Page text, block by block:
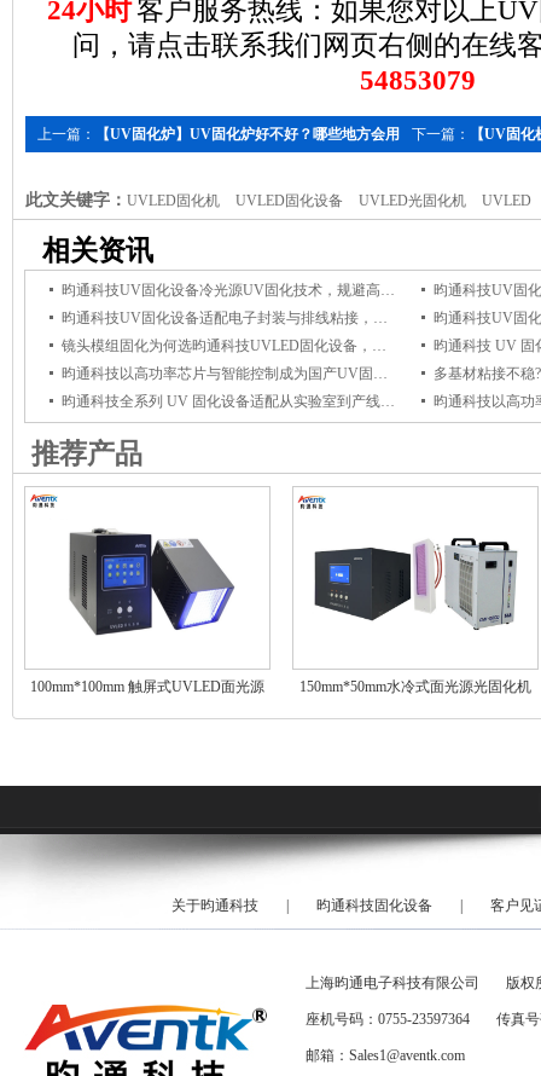
24小时客户服务热线：如果您对以上
问，请点击联系我们网页右侧的在线
54853079
下一篇： 【UV固
上一篇： 【UV固化炉】UV固化炉好不好？哪些地方会用
此文关键字： UVLED固化机 UVLED固化设备 UVLED光固化机 UVLED
相关资讯
昀通科技UV固化设备冷光源UV固化技术，规避高温影响，保障电子组件品质
昀通科技UV固化设备适配电子封装与排线粘接，冷光源UV固化杜绝高温损伤
镜头模组固化为何选昀通科技UVLED固化设备，它能保障光学粘接牢固与透光稳定
昀通科技以高功率芯片与智能控制成为国产UV固化设备优选品牌
昀通科技全系列 UV 固化设备适配从实验室到产线全场景，赋能产线高效固化
推荐产品
100mm*100mm 触屏式UVLED面光源 150mm*50mm水冷式面光源光固化机
关于昀通科技 昀通科技固化设备 客户见
上海昀通电子科技有限公司 版权
座机号码：0755-23597364 传真号
邮箱：Sales1@aventk.com